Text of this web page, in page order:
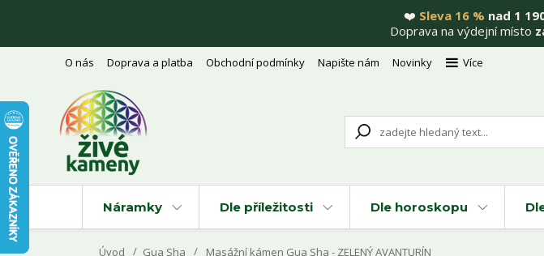
❤️ Sleva 16 % nad 1
Doprava na výdejní místo
O nás Doprava a platba Obchodní podmínky Napište nám Novinky Více
Náramky Dle příležitosti Dle horoskopu
Úvod Gua Sha Masážní kámen Gua Sha - ZELENÝ AVANTURÍN